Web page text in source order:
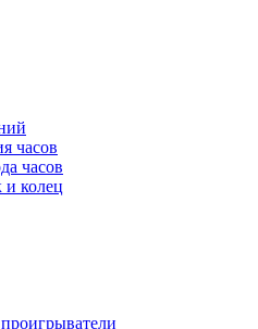
часов
часов
и колец